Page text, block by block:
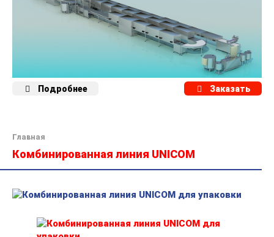
Подробнее Заказать
Главная
Комбинированная линия UNICOM